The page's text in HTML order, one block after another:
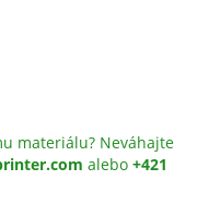
materiálu? Neváhajte
alebo +421